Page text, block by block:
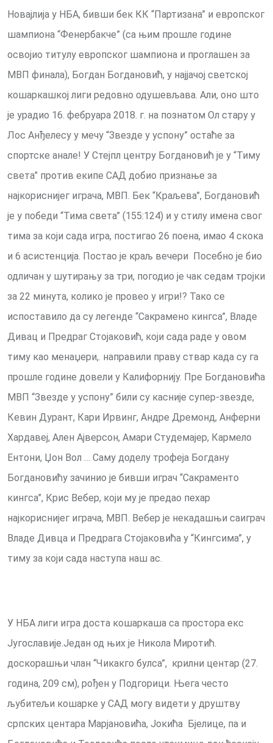
Новајлија у НБА, бивши бек КК “Партизана” и европског
шампиона “Фенербакче” (са њим прошле године
освојио титулу европског шампиона и проглашен за
МВП финала), Богдан Богдановић, у најјачој светској
кошаркашкој лиги редовно одушевљава. Али, оно што
је урадио 16. фебруара 2018. г. на познатом Ол стару у
Лос Анђелесу у мечу “Звезде у успону” остаће за
спортске анале! У Стејпл центру Богдановић је у “Тиму
света” против екипе САД добио признање за
најкориснијег играча, МВП. Бек “Краљева”, Богдановић
је у победи “Тима света” (155:124) и у стилу имена свог
тима за који сада игра, постигао 26 поена, имао 4 скока
и 6 асистенција. Постао је краљ вечери Посебно је био
одличан у шутирању за три, погодио је чак седам тројки
за 22 минута, колико је провео у игри!? Тако се
испоставило да су легенде “Сакрамено кингса”, Владе
Дивац и Предраг Стојаковић, који сада раде у овом
тиму као менаџери,. направили праву ствар када су га
прошле године довели у Калифорнију. Пре Богдановића
МВП “Звезде у успону” били су касније супер-звезде,
Кевин Дурант, Кари Ирвинг, Андре Дремонд, Анферни
Хардавеј, Ален Ајверсон, Амари Студемајер, Кармело
Ентони, Џон Вол … Саму доделу трофеја Богдану
Богдановићу зачинио је бивши играч “Сакраменто
кингса”, Крис Вебер, који му је предао пехар
најкориснијег играча, МВП. Вебер је некадашњи саиграч
Владе Дивца и Предрага Стојаковића у “Кингсима”, у
тиму за који сада наступа наш ас.
У НБА лиги игра доста кошaркаша са простора екс
Југославије.Један од њих је Никола Миротић.
доскорашњи члан “Чикакго булса”, крилни центар (27.
година, 209 см), рођен у Подгорици. Њега често
љубитељи кошарке у САД могу видети у друштву
српских центара Марјановића, Јокића Бјелице, па и